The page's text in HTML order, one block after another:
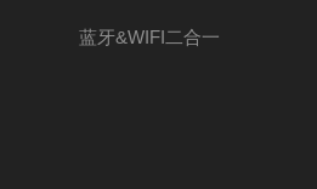
蓝牙&WIFI二合一